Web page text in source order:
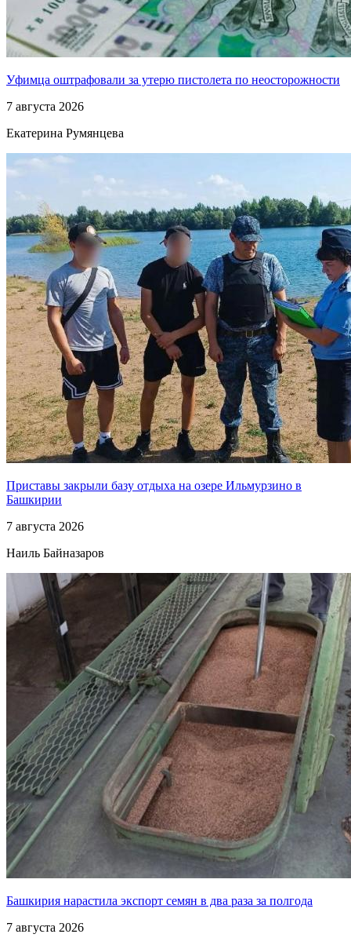
Уфимца оштрафовали за утерю пистолета по неосторожности
7 августа 2026
Екатерина Румянцева
Приставы закрыли базу отдыха на озере Ильмурзино в
Башкирии
7 августа 2026
Наиль Байназаров
Башкирия нарастила экспорт семян в два раза за полгода
7 августа 2026